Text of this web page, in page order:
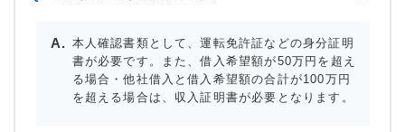
本人確認書類として、運転免許証などの身分証明
書が必要です。また、借入希望額が50万円を超え
る場合・他社借入と借入希望額の合計が100万円
を超える場合は、収入証明書が必要となります。